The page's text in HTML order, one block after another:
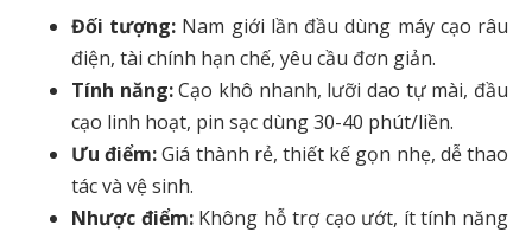
Đối tượng: Nam giới lần đầu dùng máy cạo râu
điện, tài chính hạn chế, yêu cầu đơn giản.
Tính năng:Cạo khô nhanh, lưỡi dao tự mài, đầu
cạo linh hoạt, pin sạc dùng 30-40 phút/liền.
Ưu điểm:Giá thành rẻ, thiết kế gọn nhẹ, dễ thao
tác và vệ sinh.
Nhược điểm:Không hỗ trợ cạo ướt, ít tính năng